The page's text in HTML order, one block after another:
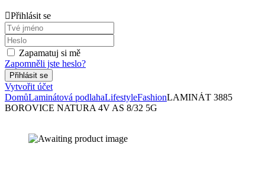
Přihlásit se
Zapamatuj si mě
Zapomněli jste heslo?
Vytvořit účet
DomůLaminátová podlahaLifestyleFashionLAMINÁT 3885
BOROVICE NATURA 4V AS 8/32 5G